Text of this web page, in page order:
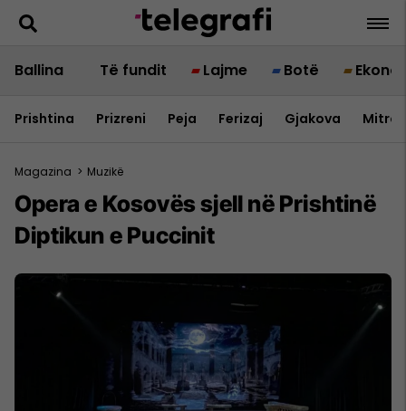
Ballina Të fundit Lajme Botë
Prishtina Prizreni Peja Ferizaj Gjakova
Magazina > Muzikë
Opera e Kosovës sjell në Prishtinë
Diptikun e Puccinit